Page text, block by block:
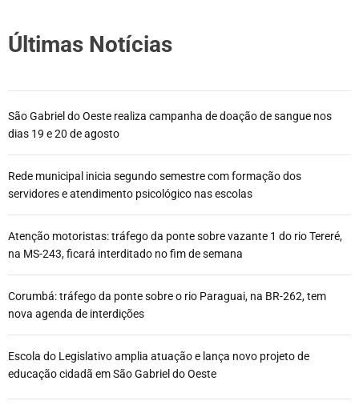
Últimas Notícias
São Gabriel do Oeste realiza campanha de doação de sangue nos
dias 19 e 20 de agosto
Rede municipal inicia segundo semestre com formação dos
servidores e atendimento psicológico nas escolas
Atenção motoristas: tráfego da ponte sobre vazante 1 do rio Tereré,
na MS-243, ficará interditado no fim de semana
Corumbá: tráfego da ponte sobre o rio Paraguai, na BR-262, tem
nova agenda de interdições
Escola do Legislativo amplia atuação e lança novo projeto de
educação cidadã em São Gabriel do Oeste